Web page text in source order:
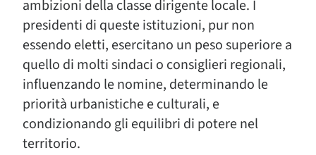
ambizioni della classe dirigente locale. I
presidenti di queste istituzioni, pur non
essendo eletti, esercitano un peso superiore a
quello di molti sindaci o consiglieri regionali,
influenzando le nomine, determinando le
priorità urbanistiche e culturali, e
condizionando gli equilibri di potere nel
territorio.